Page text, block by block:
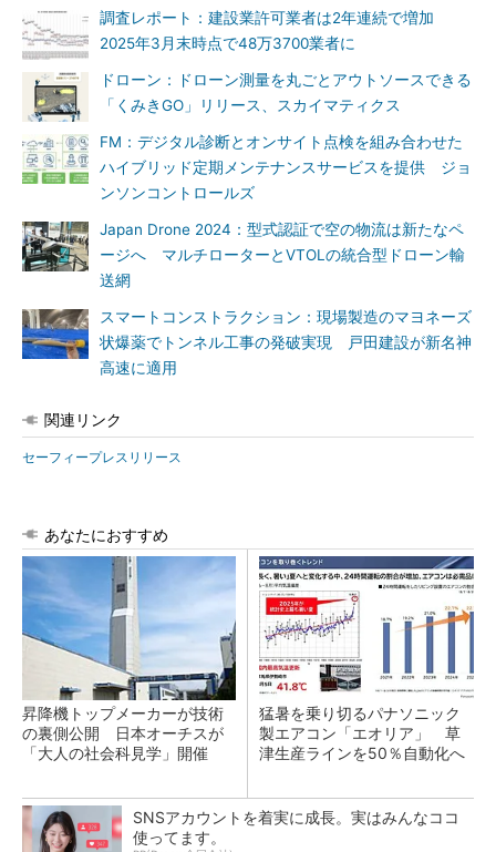
調査レポート：建設業許可業者は2年連続で増加
2025年3月末時点で48万3700業者に
ドローン：ドローン測量を丸ごとアウトソースできる
「くみきGO」リリース、スカイマティクス
FM：デジタル診断とオンサイト点検を組み合わせた
ハイブリッド定期メンテナンスサービスを提供 ジョ
ンソンコントロールズ
Japan Drone 2024：型式認証で空の物流は新たなペ
ージへ マルチローターとVTOLの統合型ドローン輸
送網
スマートコンストラクション：現場製造のマヨネーズ
状爆薬でトンネル工事の発破実現 戸田建設が新名神
高速に適用
関連リンク
セーフィープレスリリース
あなたにおすすめ
昇降機トップメーカーが技術
の裏側公開 日本オーチスが
「大人の社会科見学」開催
猛暑を乗り切るパナソニック
製エアコン「エオリア」 草
津生産ラインを50％自動化へ
SNSアカウントを着実に成長。実はみんなココ
使ってます。